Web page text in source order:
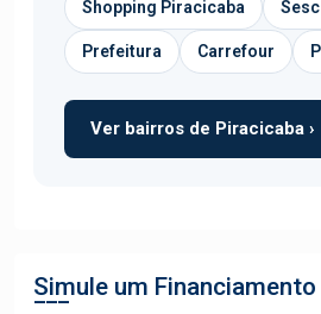
Shopping Piracicaba
Prefeitura Carrefour
Ver bairros de Piracicaba ›
Simule um Financiamento